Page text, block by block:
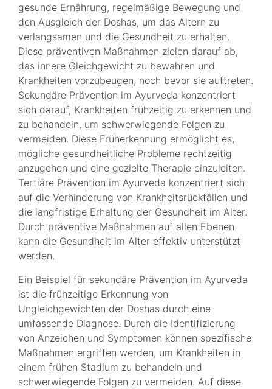
gesunde Ernährung, regelmäßige Bewegung und
den Ausgleich der Doshas, um das Altern zu
verlangsamen und die Gesundheit zu erhalten.
Diese präventiven Maßnahmen zielen darauf ab,
das innere Gleichgewicht zu bewahren und
Krankheiten vorzubeugen, noch bevor sie auftreten.
Sekundäre Prävention im Ayurveda konzentriert
sich darauf, Krankheiten frühzeitig zu erkennen und
zu behandeln, um schwerwiegende Folgen zu
vermeiden. Diese Früherkennung ermöglicht es,
mögliche gesundheitliche Probleme rechtzeitig
anzugehen und eine gezielte Therapie einzuleiten.
Tertiäre Prävention im Ayurveda konzentriert sich
auf die Verhinderung von Krankheitsrückfällen und
die langfristige Erhaltung der Gesundheit im Alter.
Durch präventive Maßnahmen auf allen Ebenen
kann die Gesundheit im Alter effektiv unterstützt
werden.
Ein Beispiel für sekundäre Prävention im Ayurveda
ist die frühzeitige Erkennung von
Ungleichgewichten der Doshas durch eine
umfassende Diagnose. Durch die Identifizierung
von Anzeichen und Symptomen können spezifische
Maßnahmen ergriffen werden, um Krankheiten in
einem frühen Stadium zu behandeln und
schwerwiegende Folgen zu vermeiden. Auf diese